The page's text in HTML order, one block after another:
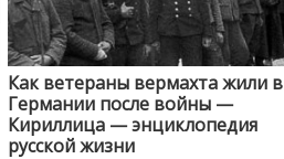
Как ветераны вермахта жили в
Германии после войны —
Кириллица — энциклопедия
русской жизни